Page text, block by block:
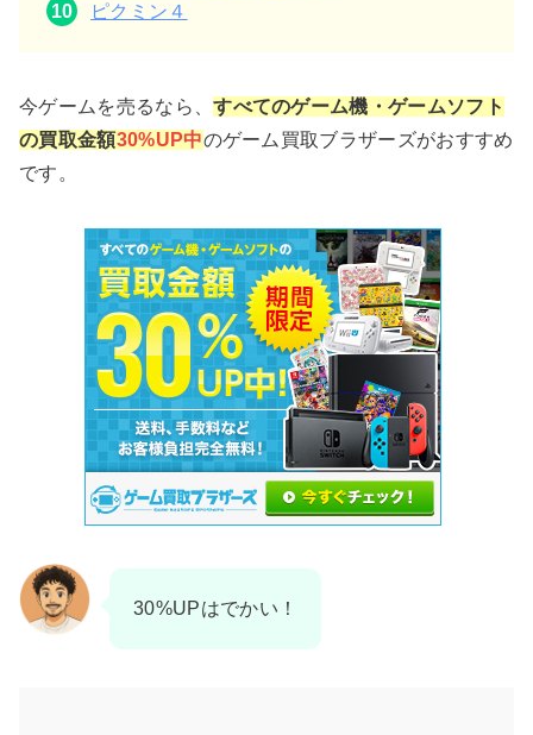
ピクミン４
今ゲームを売るなら、すべてのゲーム機・ゲームソフト
の買取金額30%UP中のゲーム買取ブラザーズがおすすめ
です。
30%UPはでかい！